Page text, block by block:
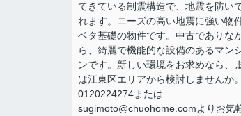
てきている制震構造で、地震を防い
れます。ニーズの高い地震に強い物
ベタ基礎の物件です。中古でありな
ら、綺麗で機能的な設備のあるマン
ンです。新しい環境をお求めなら、
は江東区エリアから検討しませんか。
0120224274または
sugimoto@chuohome.comよりお気